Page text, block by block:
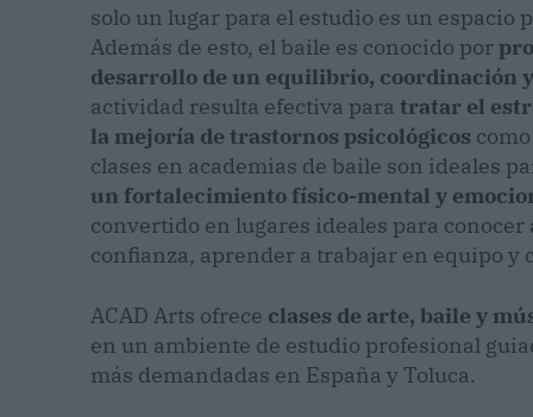
solo un lugar para el estudio es un
Además de esto, el baile es conocido por
desarrollo de un equilibrio, coordinación
actividad resulta efectiva para tratar el
la mejoría de trastornos psicológicos
clases en academias de baile son ideales
un fortalecimiento físico-mental y
convertido en lugares ideales para
confianza, aprender a trabajar en equipo y
ACAD Arts ofrece clases de arte, baile y
en un ambiente de estudio profesional
más demandadas en España y Toluca.